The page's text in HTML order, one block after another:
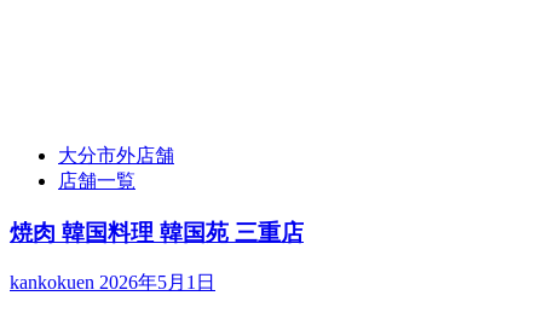
大分市外店舗
店舗一覧
焼肉 韓国料理 韓国苑 三重店
kankokuen 2026年5月1日